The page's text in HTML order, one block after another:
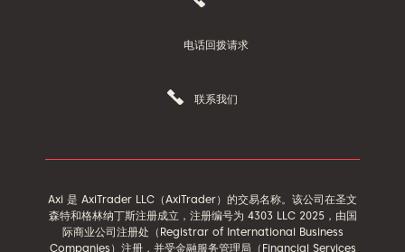
电话回拨请求
联系我们
Axi 是 AxiTrader LLC（AxiTrader）的交易名称。该公司在圣文
森特和格林纳丁斯注册成立，注册编号为 4303 LLC 2025，由国
际商业公司注册处（Registrar of International Business
Companies）注册，并受金融服务管理局（Financial Services